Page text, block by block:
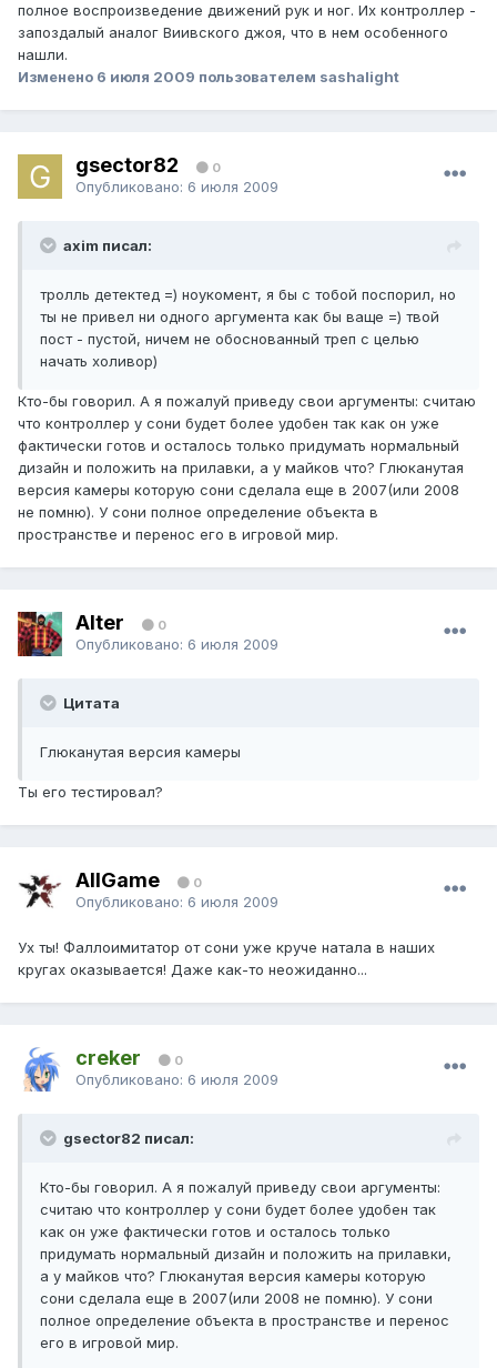
полное воспроизведение движений рук и ног. Их контроллер -
запоздалый аналог Виивского джоя, что в нем особенного
нашли.
Изменено 6 июля 2009 пользователем sashalight
gsector82 0
Опубликовано: 6 июля 2009
axim писал:
тролль детектед =) ноукомент, я бы с тобой поспорил, но
ты не привел ни одного аргумента как бы ваще =) твой
пост - пустой, ничем не обоснованный треп с целью
начать холивор)
Кто-бы говорил. А я пожалуй приведу свои аргументы: считаю
что контроллер у сони будет более удобен так как он уже
фактически готов и осталось только придумать нормальный
дизайн и положить на прилавки, а у майков что? Глюканутая
версия камеры которую сони сделала еще в 2007(или 2008
не помню). У сони полное определение объекта в
пространстве и перенос его в игровой мир.
Alter 0
Опубликовано: 6 июля 2009
Цитата
Глюканутая версия камеры
Ты его тестировал?
AllGame 0
Опубликовано: 6 июля 2009
Ух ты! Фаллоимитатор от сони уже круче натала в наших
кругах оказывается! Даже как-то неожиданно...
creker 0
Опубликовано: 6 июля 2009
gsector82 писал:
Кто-бы говорил. А я пожалуй приведу свои аргументы:
считаю что контроллер у сони будет более удобен так
как он уже фактически готов и осталось только
придумать нормальный дизайн и положить на прилавки,
а у майков что? Глюканутая версия камеры которую
сони сделала еще в 2007(или 2008 не помню). У сони
полное определение объекта в пространстве и перенос
его в игровой мир.